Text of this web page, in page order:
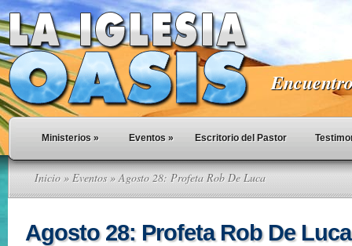
Ministerios » Eventos » Escritorio del Pastor
Inicio » Eventos» Agosto 28: Profeta Rob De Luca
Agosto 28: Profeta Rob De Luca